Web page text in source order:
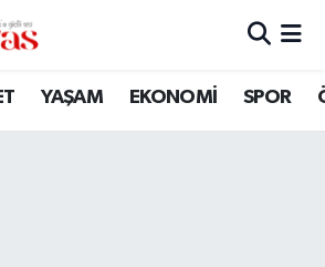
YAŞAM EKONOMİ SPOR
Eczaneler